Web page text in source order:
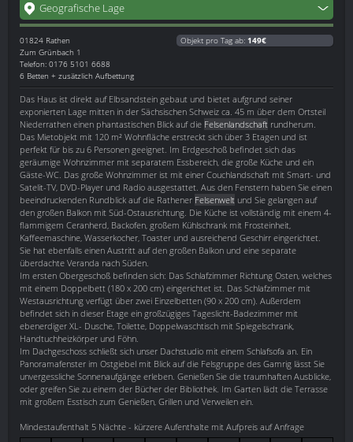
Geografische Lage
01824 Rathen
Zum Grünbach 1
Telefon: 0176 5101 6688
6 Betten + zusätzlich Aufbettung
Objekt pro Tag ab: 149€
Das Haus ist direkt auf Elbsandstein gebaut und bietet aufgrund seiner
exponierten Lage mitten in der Sächsischen Schweiz ca. 45 m über dem Ortsteil
Niederrathen einen phantastischen Blick auf die Felsenlandschaft rundherum.
Das Mietobjekt mit 120 m² Wohnfläche erstreckt sich über 3 Etagen und ist
perfekt für bis zu 6 Personen geeignet. Im Erdgeschoß befindet sich das
geräumige Wohnzimmer mit separatem Essbereich, die große Küche und ein
Gäste-WC. Das große Wohnzimmer ist mit einer Couchlandschaft mit Smart- und
Satelit-TV, DVD-Player und Radio ausgestattet. Aus den Fenstern haben Sie einen
beeindruckenden Rundblick auf die Rathener Felsenwelt und Sie gelangen auf
den großen Balkon mit Süd-Ostausrichtung. Die Küche ist vollständig mit einem 4-
flammigem Ceranherd, Backofen, großem Kühlschrank mit Frosteinheit,
Kaffeemaschine, Wasserkocher, Toaster und ausreichend Geschirr eingerichtet.
Sie hat ebenfalls einen Austritt auf den großen Balkon und eine separate
überdachte Veranda nach Süden.
Im ersten Obergeschoß befinden sich: Das Schlafzimmer Richtung Osten, welches
mit einem Doppelbett (180 x 200 cm) eingerichtet ist. Das Schlafzimmer mit
Westausrichtung verfügt über zwei Einzelbetten (90 x 200 cm). Außerdem
befindet sich in dieser Etage ein großzügiges Tageslicht-Badezimmer mit
ebenerdiger XL- Dusche, Toilette, Doppelwaschtisch mit Spiegelschrank,
Handtuchheizkörper und Föhn.
Im Dachgeschoss schließt sich unser Dachstudio mit einem Schlafsofa an. Ein
Panoramafenster im Ostgiebel mit Blick auf die Felsgruppe des Gamrig lässt Sie
unvergessliche Sonnenaufgänge erleben. Genießen Sie die traumhaften Ausblicke,
oder greifen Sie zu einem der Bücher der Bibliothek. Im Garten lädt die Terrasse
mit großem Esstisch zum Genießen, Grillen und Verweilen ein.
Mindestaufenthalt 5 Nächte - kürzere Aufenthalte mit Aufpreis auf Anfrage